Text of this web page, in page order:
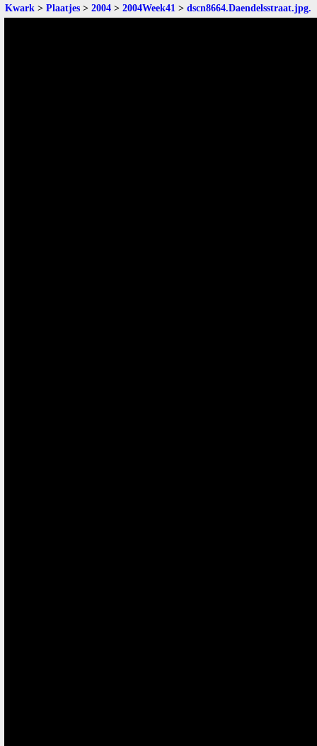
Kwark > Plaatjes > 2004 > 2004Week41 > dscn8664.Daendelsstraat.jpg.